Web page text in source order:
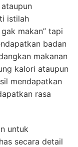
istilah
makan” tapi
badan
makanan
kalori ataupun
mendapatkan
rasa
untuk
secara detail